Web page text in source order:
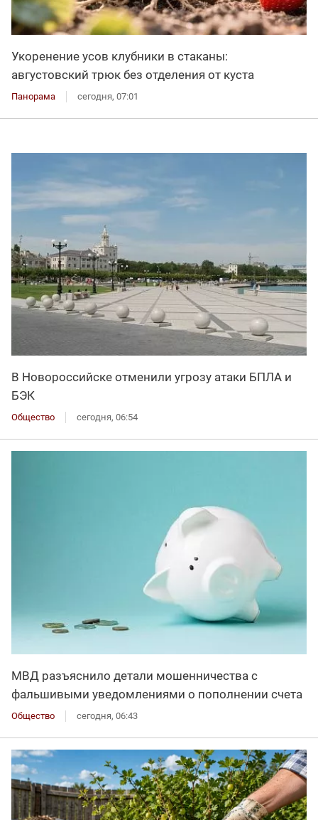
Укоренение усов клубники в стаканы:
августовский трюк без отделения от куста
Панорама сегодня, 07:01
В Новороссийске отменили угрозу атаки БПЛА и
БЭК
Общество сегодня, 06:54
МВД разъяснило детали мошенничества с
фальшивыми уведомлениями о пополнении счета
Общество сегодня, 06:43